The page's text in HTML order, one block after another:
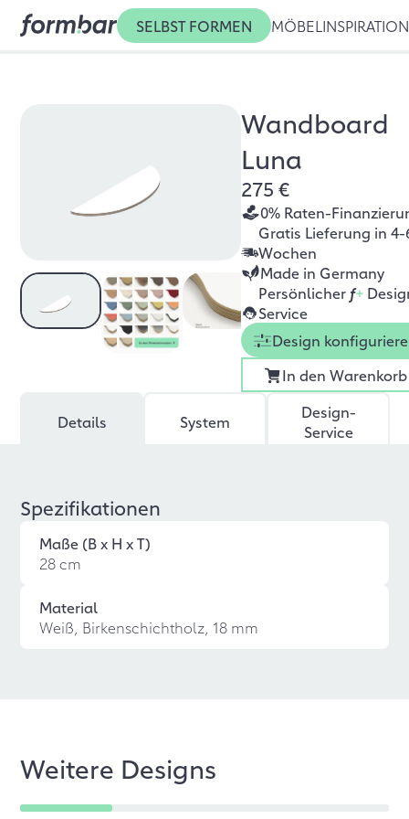
SELBST FORMEN MÖBEL INSPIRATION
Wandboard
Luna
275 €
0% Raten-
Gratis Lieferung in 4-
Wochen
Made in Germany
Persönlicher f+
Service
Design
In den Warenkorb
Details System
Design-
Service
Spezifikationen
Maße (B x H x T)
28 cm
Material
Weiß, Birkenschichtholz, 18 mm
Weitere Designs